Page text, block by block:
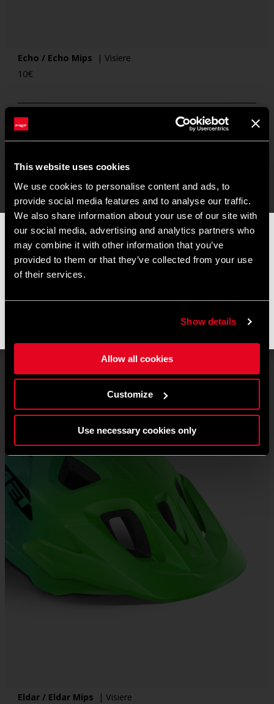
This website uses cookies
We use cookies to personalise content and ads, to
provide social media features and to analyse our traffic.
We also share information about your use of our site with
our social media, advertising and analytics partners who
may combine it with other information that you’ve
provided to them or that they’ve collected from your use
of their services.
Show details
Allow all cookies
Customize
Use necessary cookies only
Echo / Echo Mips
| Visiere
10€
Eldar| Set Imbottiture
Eldar / Eldar Mips | Visiere
📦AVVISO DI CHIUSURA ESTIVA📦
I nostri uffici e il magazzino resteranno chiusi dall'8 al 17